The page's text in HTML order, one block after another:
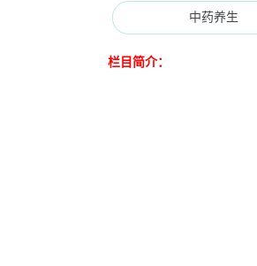
中药养生
栏目简介：